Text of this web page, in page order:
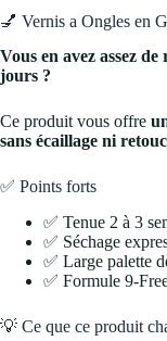
💅 Vernis a Ongles en
Vous en avez assez
jours ?
Ce produit vous offre
sans écaillage ni
✅ Points forts
✅ Tenue 2 à 3
✅ Séchage
✅ Large palette
✅ Formule 9-
💡 Ce que ce produit